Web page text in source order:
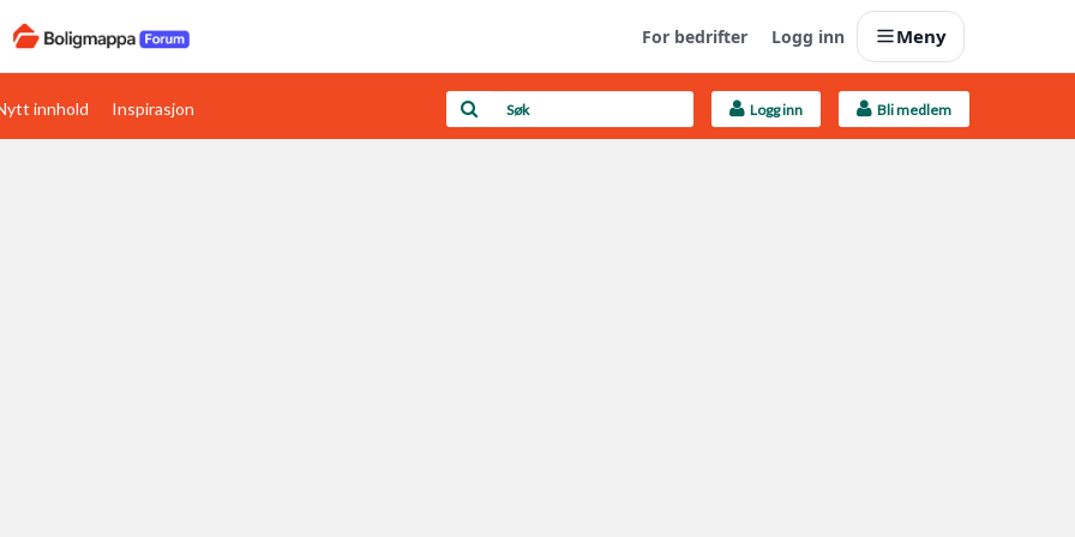
For bedrifter Logg inn Meny
Boligens papirer Last opp selv
innhold Inspirasjon Logg inn Bli medlem